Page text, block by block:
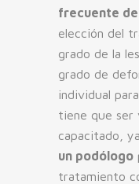
frecuente
elección del
grado de la
grado de
individual
tiene que ser
capacitado,
un podólogo
tratamiento